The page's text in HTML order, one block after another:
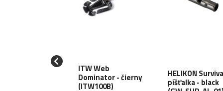
ITW Web
Dominator - čierny
(ITW100B)
HELIKON
píšťalka - black